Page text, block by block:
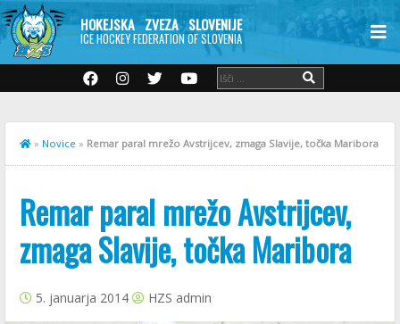
HOKEJSKA ZVEZA SLOVENIJE
ICE HOCKEY FEDERATION OF SLOVENIA
» Novice » Remar paral mrežo Avstrijcev, zmaga Slavije, točka Maribora
Remar paral mrežo Avstrijcev,
zmaga Slavije, točka Maribora
5. januarja 2014 HZS admin